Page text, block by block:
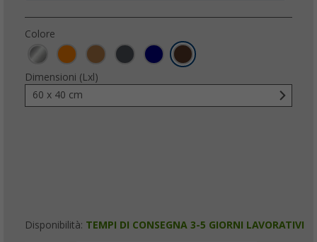
Colore
Dimensioni (Lxl)
60 x 40 cm
Disponibilità: TEMPI DI CONSEGNA 3-5 GIORNI LAVORATIVI